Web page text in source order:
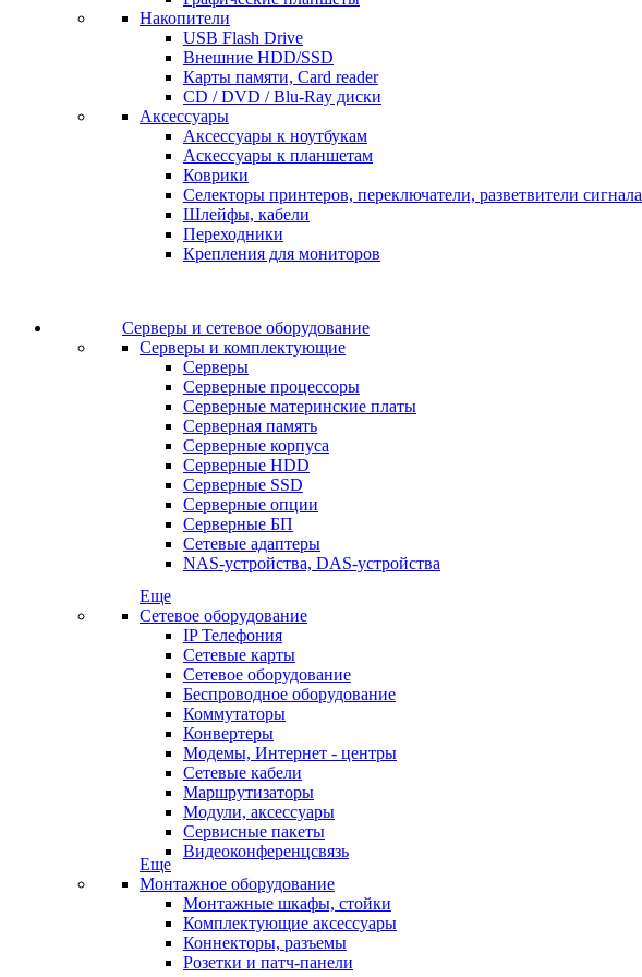
Накопители
USB Flash Drive
Внешние HDD/SSD
Карты памяти, Card reader
CD / DVD / Blu-Ray диски
Аксессуары
Аксессуары к ноутбукам
Аскессуары к планшетам
Коврики
Селекторы принтеров, переключатели, разветвители сигнала
Шлейфы, кабели
Переходники
Крепления для мониторов
Серверы и сетевое оборудование
Серверы и комплектующие
Серверы
Серверные процессоры
Серверные материнские платы
Серверная память
Серверные корпуса
Серверные HDD
Серверные SSD
Серверные опции
Серверные БП
Сетевые адаптеры
NAS-устройства, DAS-устройства
Еще
Сетевое оборудование
IP Телефония
Сетевые карты
Сетевое оборудование
Беспроводное оборудование
Коммутаторы
Конвертеры
Модемы, Интернет - центры
Сетевые кабели
Маршрутизаторы
Модули, аксессуары
Сервисные пакеты
Видеоконференцсвязь
Еще
Монтажное оборудование
Монтажные шкафы, стойки
Комплектующие аксессуары
Коннекторы, разъемы
Розетки и патч-панели